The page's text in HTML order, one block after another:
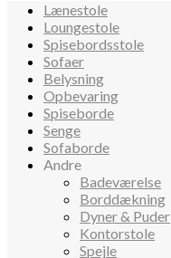
Lænestole
Loungestole
Spisebordsstole
Sofaer
Belysning
Opbevaring
Spiseborde
Senge
Sofaborde
Andre
Badeværelse
Borddækning
Dyner & Puder
Kontorstole
Spejle